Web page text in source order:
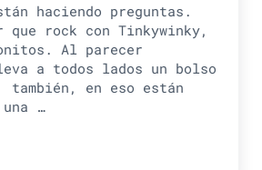
haciendo preguntas.
que rock con Tinkywinky,
Al parecer
a todos lados un bolso
en eso están
…
del teletubby